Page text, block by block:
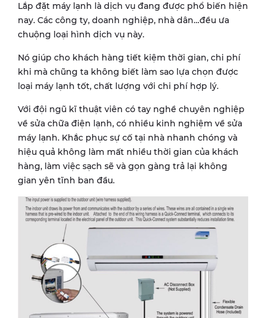
Lắp đặt máy lạnh là dịch vụ đang được phổ biến hiện
nay. Các công ty, doanh nghiệp, nhà dân…đều ưa
chuộng loại hình dịch vụ này.
Nó giúp cho khách hàng tiết kiệm thời gian, chi phí
khi mà chũng ta không biết làm sao lựa chọn được
loại máy lạnh tốt, chất lượng với chi phí hợp lý.
Với đội ngũ kĩ thuật viên có tay nghề chuyên nghiệp
về sửa chữa điện lạnh, có nhiều kinh nghiệm về sửa
máy lạnh. Khắc phục sự cố tại nhà nhanh chóng và
hiệu quả không làm mất nhiều thời gian của khách
hàng, làm việc sạch sẽ và gọn gàng trả lại không
gian yên tĩnh ban đầu.